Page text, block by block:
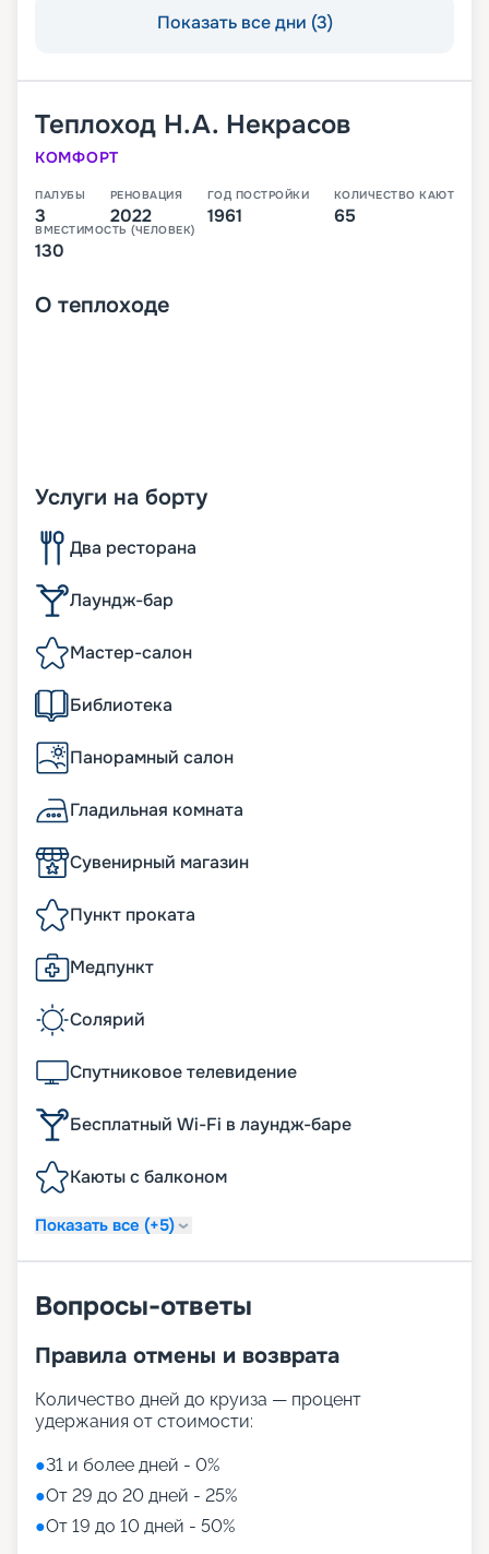
Показать все дни (3)
Теплоход Н.А. Некрасов
КОМФОРТ
ПАЛУБЫ
3
РЕНОВАЦИЯ
2022
ГОД ПОСТРОЙКИ
1961
КОЛИЧЕСТВО КАЮТ
65
ВМЕСТИМОСТЬ (ЧЕЛОВЕК)
130
О теплоходе
Услуги на борту
Два ресторана
Лаундж-бар
Мастер-салон
Библиотека
Панорамный салон
Гладильная комната
Сувенирный магазин
Пункт проката
Медпункт
Солярий
Спутниковое телевидение
Бесплатный Wi-Fi в лаундж-баре
Каюты с балконом
Показать все (+5)
Вопросы-ответы
Правила отмены и возврата
Количество дней до круиза — процент
удержания от стоимости:
●31 и более дней - 0%
●От 29 до 20 дней - 25%
●От 19 до 10 дней - 50%